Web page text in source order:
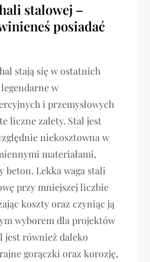
stalowej –
posiadać
stają się w ostatnich
w
i przemysłowych
liczne zalety. Stal jest
niekosztowna w
materiałami,
beton. Lekka waga stali
przy mniejszej liczbie
koszty oraz czyniąc ją
wyborem dla projektów
jest również daleko
gorączki oraz korozję,